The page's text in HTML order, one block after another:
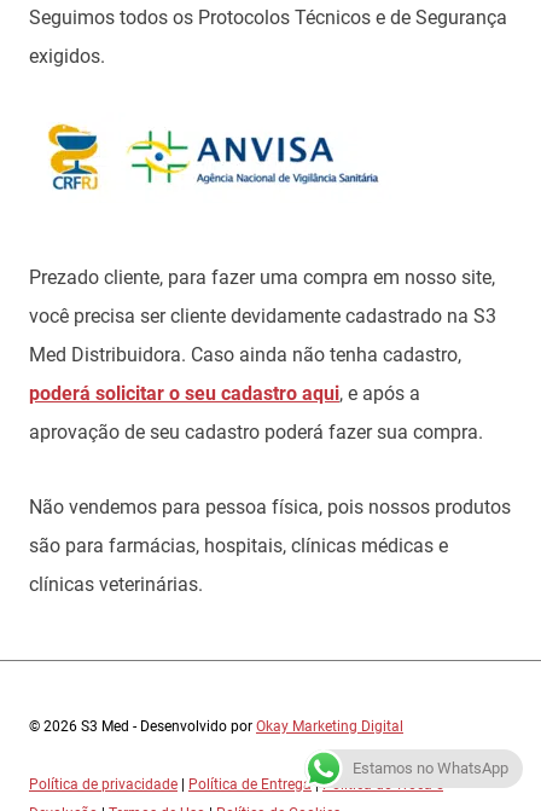
Seguimos todos os Protocolos Técnicos e de Segurança
exigidos.
Prezado cliente, para fazer uma compra em nosso site,
você precisa ser cliente devidamente cadastrado na S3
Med Distribuidora. Caso ainda não tenha cadastro,
poderá solicitar o seu cadastro aqui, e após a
aprovação de seu cadastro poderá fazer sua compra.
Não vendemos para pessoa física, pois nossos produtos
são para farmácias, hospitais, clínicas médicas e
clínicas veterinárias.
© 2026 S3 Med - Desenvolvido por Okay Marketing Digital
Política de privacidade Política de Entrega|Política de Troca e
Estamos no WhatsApp